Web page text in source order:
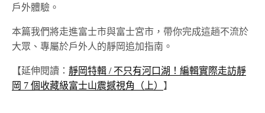
戶外體驗。
本篇我們將走進富士市與富士宮市，帶你完成這趟不流於
大眾、專屬於戶外人的靜岡追加指南。
【延伸閱讀： 靜岡特輯 / 不只有河口湖！編輯實際走訪靜
岡 7 個收藏級富士山震撼視角（上） 】